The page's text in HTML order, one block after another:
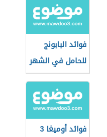
فوائد البابونج
للحامل في الشهر
التاسع
فوائد أوميغا 3